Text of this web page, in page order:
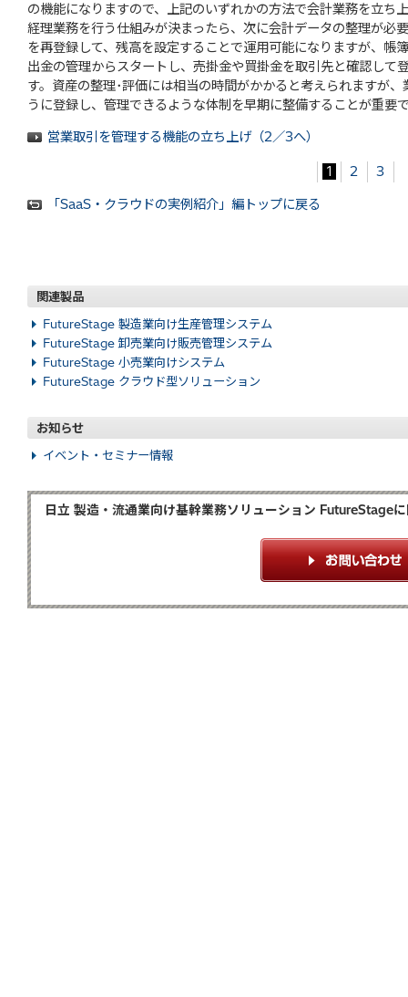
の機能になりますので、上記のいずれかの方法で会計業務を立ち
経理業務を行う仕組みが決まったら、次に会計データの整理が必
を再登録して、残高を設定することで運用可能になりますが、帳
出金の管理からスタートし、売掛金や買掛金を取引先と確認して
す。資産の整理･評価には相当の時間がかかると考えられますが
うに登録し、管理できるような体制を早期に整備することが重要
営業取引を管理する機能の立ち上げ（2／3へ）
1 2
3
「SaaS・クラウドの実例紹介」編トップに戻る
関連製品
FutureStage 製造業向け生産管理システム
FutureStage 卸売業向け販売管理システム
FutureStage 小売業向けシステム
FutureStage クラウド型ソリューション
お知らせ
イベント・セミナー情報
日立 製造・流通業向け基幹業務ソリューション FutureStage